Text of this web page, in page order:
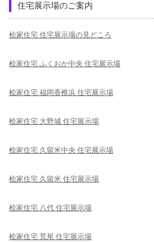
住宅展示場のご案内
桧家住宅 住宅展示場の見どころ
桧家住宅 ふくおか中央 住宅展示場
桧家住宅 福岡香椎浜 住宅展示場
桧家住宅 大野城 住宅展示場
桧家住宅 久留米中央 住宅展示場
桧家住宅 久留米 住宅展示場
桧家住宅 八代 住宅展示場
桧家住宅 荒尾 住宅展示場